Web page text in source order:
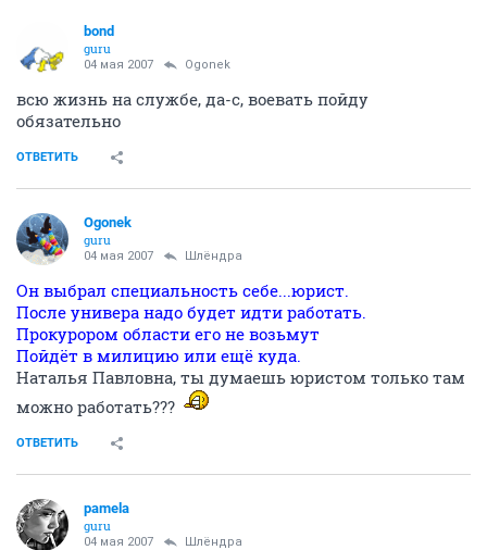
bond
guru
04 мая 2007 Ogonek
всю жизнь на службе, да-с, воевать пойду
обязательно
ОТВЕТИТЬ
Ogonek
guru
04 мая 2007 Шлёндра
Он выбрал специальность себе...юрист.
После универа надо будет идти работать.
Прокурором области его не возьмут
Пойдёт в милицию или ещё куда.
Наталья Павловна, ты думаешь юристом только там
можно работать???
ОТВЕТИТЬ
pamela
guru
04 мая 2007 Шлёндра